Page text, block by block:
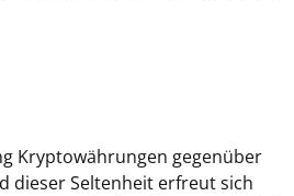
Kryptowährungen gegenüber
dieser Seltenheit erfreut sich